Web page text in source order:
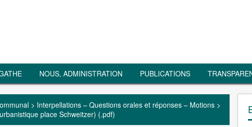
NOUS, ADMINISTRATION PUBLICATIONS
> Interpellations – Questions orales et réponses – Motions >
place Schweitzer) (.pdf)